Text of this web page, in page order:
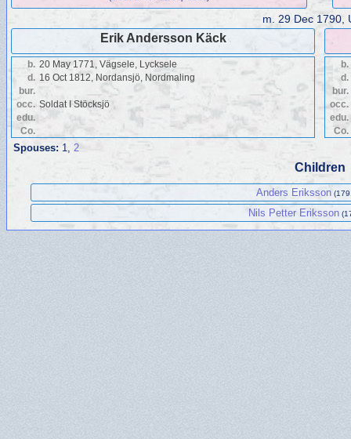
m. 29 Dec 1790,
Erik Andersson Käck
b. 20 May 1771, Vägsele, Lycksele
d. 16 Oct 1812, Nordansjö, Nordmaling
bur.
occ. Soldat I Stöcksjö
edu.
Co.
b.
d.
bur.
occ.
edu.
Co.
Spouses: 1, 2
Children
Anders Eriksson
Nils Petter Eriksson